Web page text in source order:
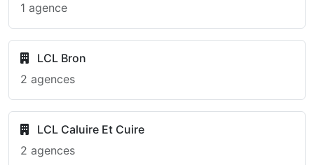
1 agence
LCL Bron
2 agences
LCL Caluire Et Cuire
2 agences